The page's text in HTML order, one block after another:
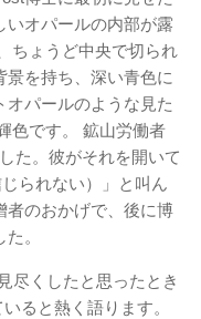
いオパールの内部が露
ちょうど中央で切られ
を持ち、深い青色に
オパールのような見た
色です。 鉱山労働者
た。彼がそれを開いて
られない）」と叫ん
者のおかげで、後に博
。
尽くしたと思ったとき
ると熱く語ります。